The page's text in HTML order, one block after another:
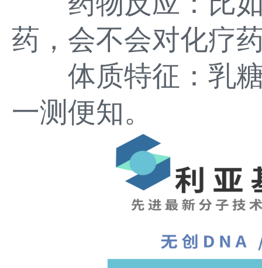
药，会不会对化疗
体质特征：乳糖
一测便知。